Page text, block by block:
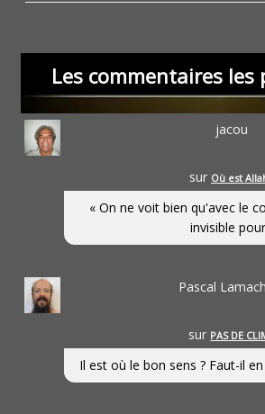
Les commentaires les
jacou
sur Où est
« On ne voit bien qu'avec le
invisible
Pascal
sur PAS DE
Il est où le bon sens ? Faut-il